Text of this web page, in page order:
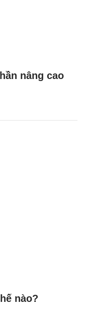
nâng cao
nào?